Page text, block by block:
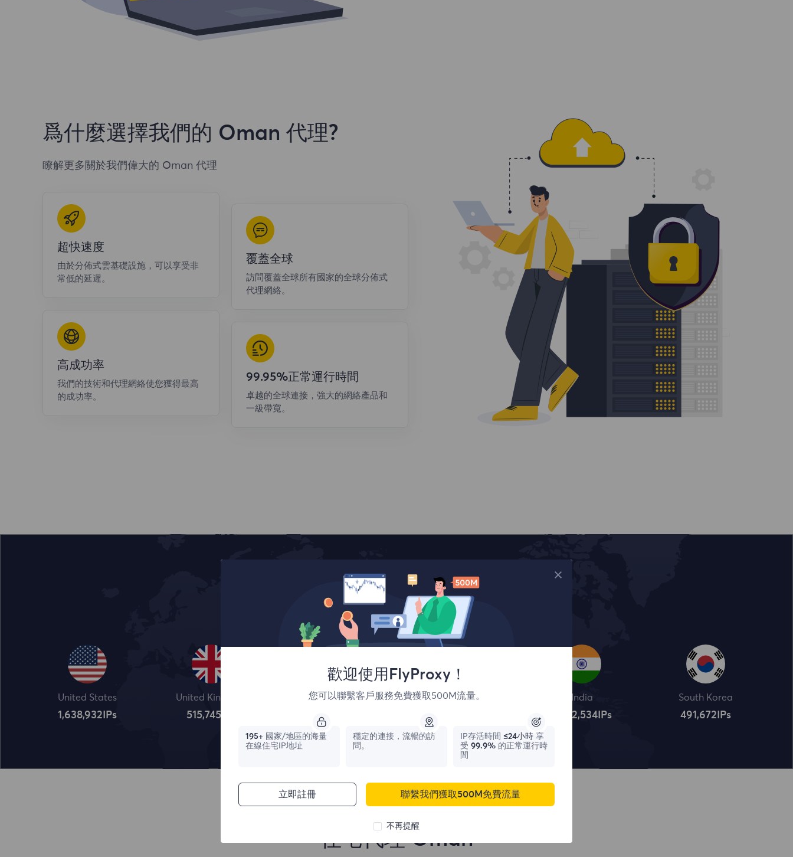
爲什麼選擇我們的 Oman 代理?
瞭解更多關於我們偉大的 Oman 代理
超快速度
由於分佈式雲基礎設施，可以享受非
常低的延遲。
高成功率
我們的技術和代理網絡使您獲得最高
的成功率。
覆蓋全球
訪問覆蓋全球所有國家的全球分佈式
代理網絡。
99.95%正常運行時間
卓越的全球連接，強大的網絡產品和
一級帶寬。
覆蓋全球
United States
1,638,932 IPs
United Kingdom
515,745
France
1,042,773
Canada India
4,322,534 IPs
South Korea
491,672 IPs
住宅代理 Oman
歡迎使用FlyProxy！
您可以聯繫客戶服務免費獲取500M流量。
195+ 國家/地區的海量
在線住宅IP地址
穩定的連接，流暢的訪
問。
IP存活時間 ≤24小時 享
受 99.9% 的正常運行時
間
立即註冊 聯繫我們獲取500M免費流量
不再提醒